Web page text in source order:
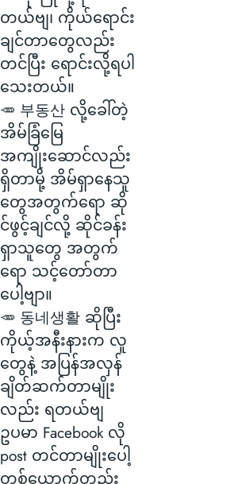
တယ်ဗျ၊ ကိုယ်ရောင်း
ချင်တာတွေလည်း
တင်ပြီး ရောင်းလို့ရပါ
သေးတယ်။
🥕 부동산 လို့ခေါ်တဲ့
အိမ်ခြံမြေ
အကျိုးဆောင်လည်း
ရှိတာမို့ အိမ်ရှာနေသူ
တွေအတွက်ရော ဆို
င်ဖွင့်ချင်လို့ ဆိုင်ခန်း
ရှာသူတွေ အတွက်
ရော သင့်တော်တာ
ပေါ့ဗျာ။
🥕 동네생활 ဆိုပြီး
ကိုယ့်အနီးနားက လူ
တွေနဲ့ အပြန်အလှန်
ချိတ်ဆက်တာမျိုး
လည်း ရတယ်ဗျ
ဥပမာ Facebook လို
post တင်တာမျိုးပေါ့
တစ်ယောက်တည်း